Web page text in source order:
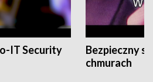
IT Security
Bezpieczny
chmurach